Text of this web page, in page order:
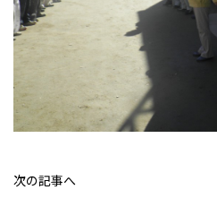
次の記事へ